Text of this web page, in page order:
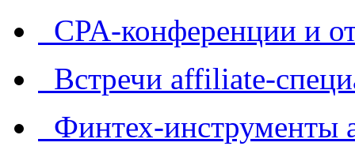
CPA-конференции и
Встречи affiliate-
Финтех-инструменты